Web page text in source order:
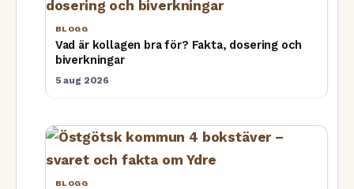
BLOGG
Vad är kollagen bra för? Fakta, dosering och
biverkningar
5 aug 2026
BLOGG